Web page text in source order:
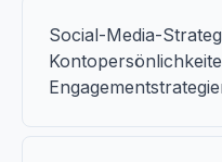
Social-Media-